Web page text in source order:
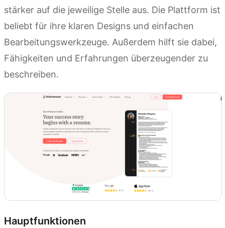
stärker auf die jeweilige Stelle aus. Die Plattform ist
beliebt für ihre klaren Designs und einfachen
Bearbeitungswerkzeuge. Außerdem hilft sie dabei,
Fähigkeiten und Erfahrungen überzeugender zu
beschreiben.
Hauptfunktionen